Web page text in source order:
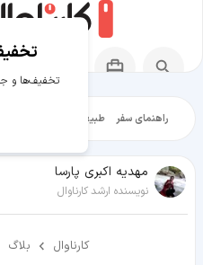
راهنمای سفر طبیعت‌گردی
مهدیه اکبری پارسا
نویسنده ارشد کارناوال
کارناوال بلاگ
تخفیف‌ها و